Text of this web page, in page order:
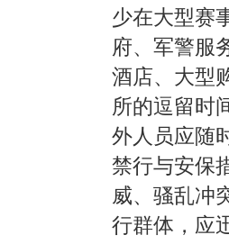
少在大型赛
府、军警服
酒店、大型
所的逗留时
外人员应随
禁行与安保
威、骚乱冲
行群体，应